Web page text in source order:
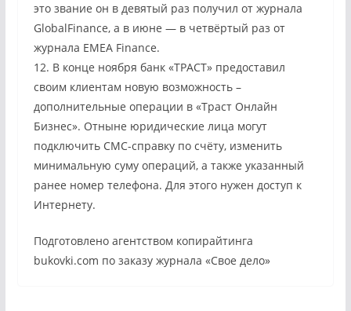
это звание он в девятый раз получил от журнала
GlobalFinance, а в июне — в четвёртый раз от
журнала EMEA Finance.
12. В конце ноября банк «ТРАСТ» предоставил
своим клиентам новую возможность –
дополнительные операции в «Траст Онлайн
Бизнес». Отныне юридические лица могут
подключить СМС-справку по счёту, изменить
минимальную суму операций, а также указанный
ранее номер телефона. Для этого нужен доступ к
Интернету.
Подготовлено агентством копирайтинга
bukovki.com по заказу журнала «Свое дело»